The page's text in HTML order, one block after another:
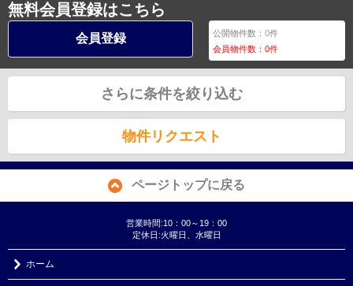
無料会員登録はこちら
会員登録 公開物件数：0件
会員物件数：0件
さらに条件を絞り込む
物件リクエスト
ページトップに戻る
営業時間:10：00～19：00
定休日:火曜日、水曜日
ホーム